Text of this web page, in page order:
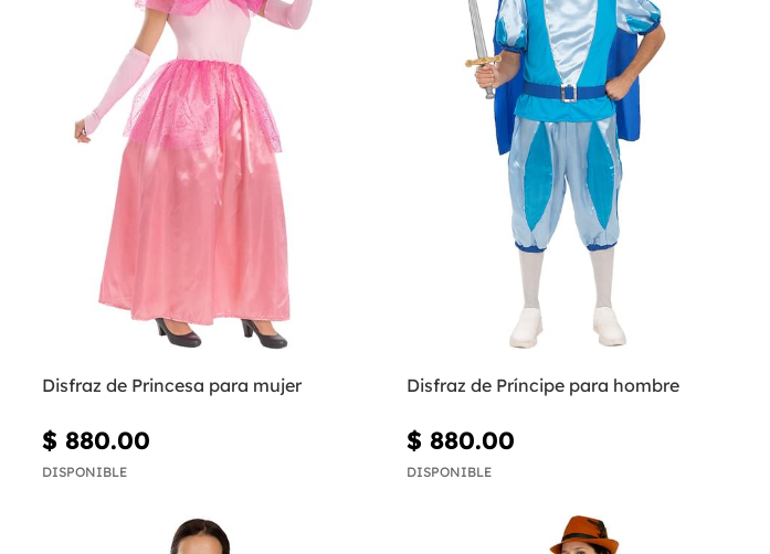
Disfraz de Princesa para mujer
$ 880.00
DISPONIBLE
Disfraz de Príncipe para hombre
$ 880.00
DISPONIBLE